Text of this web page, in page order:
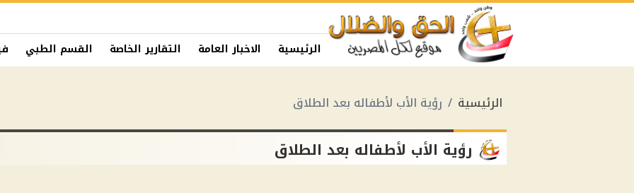
الرئيسية الاخبار العامة التقارير الخاصة القسم الطبي
الرئيسية رؤية الأب لأطفاله بعد الطلاق
رؤية الأب لأطفاله بعد الطلاق